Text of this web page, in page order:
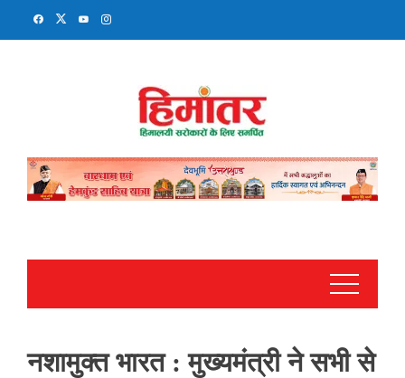
नशामुक्त भारत : मुख्यमंत्री ने सभी से